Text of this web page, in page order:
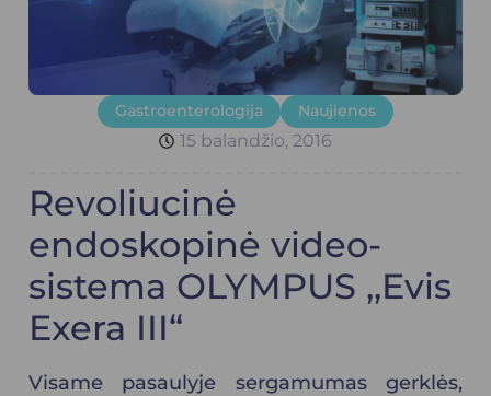
Gastroenterologija Naujienos
15 balandžio, 2016
Revoliucinė
endoskopinė video-
sistema OLYMPUS ,,Evis
Exera III“
Visame pasaulyje sergamumas gerklės,